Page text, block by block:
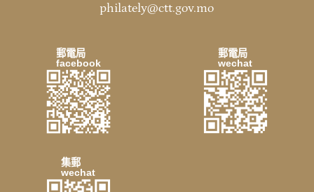
郵電局
facebook
郵電局
wechat
集郵
wechat
philately@ctt.gov.mo